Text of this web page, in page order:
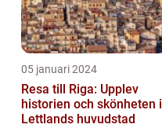
05 januari 2024
Resa till Riga: Upplev
historien och skönheten i
Lettlands huvudstad